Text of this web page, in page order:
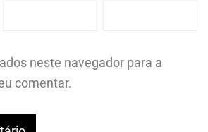
neste navegador para a
comentar.